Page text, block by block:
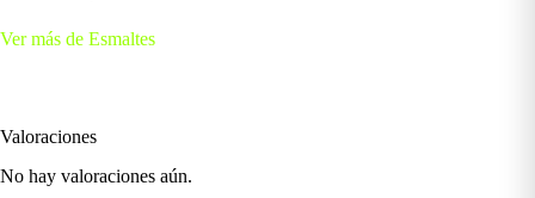
Ver más de Esmaltes
Valoraciones
No hay valoraciones aún.